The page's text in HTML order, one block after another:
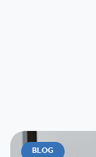
BLOG